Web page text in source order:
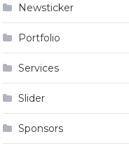
Newsticker
Portfolio
Services
Slider
Sponsors